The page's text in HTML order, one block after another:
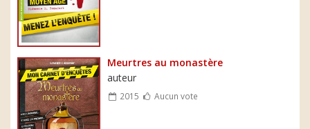
Meurtres au monastère
auteur
2015 Aucun vote